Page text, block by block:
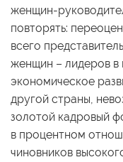
женщин-
повторять:
всего
женщин – лидеров в
экономическое
другой страны,
золотой кадровый
в процентном
чиновников